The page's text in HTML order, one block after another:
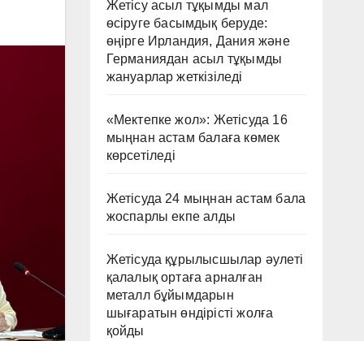
Жетісу асыл тұқымды мал
өсіруге басымдық беруде:
өңірге Ирландия, Дания және
Германиядан асыл тұқымды
жануарлар жеткізіледі
«Мектепке жол»: Жетісуда 16
мыңнан астам балаға көмек
көрсетіледі
Жетісуда 24 мыңнан астам бала
жоспарлы екпе алды
Жетісуда құрылысшылар әулеті
қалалық ортаға арналған
металл бұйымдарын
шығаратын өндірісті жолға
қойды